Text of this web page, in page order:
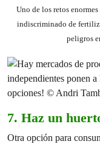
Uno de los retos
indiscriminado de
peligros
7. Haz un
Otra opción para